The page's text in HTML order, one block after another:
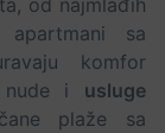
od najmlađih
sa
komfor
nude i usluge
plaže sa